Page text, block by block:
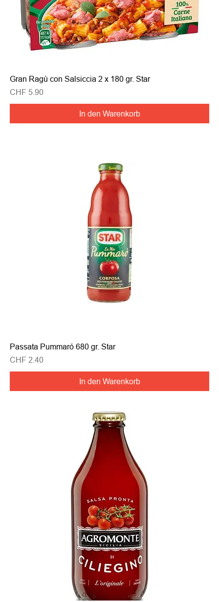
Gran Ragù con Salsiccia 2 x 180 gr. Star
Preis
CHF 5.90
In den Warenkorb
Passata Pummaró 680 gr. Star
Preis
CHF 2.40
In den Warenkorb